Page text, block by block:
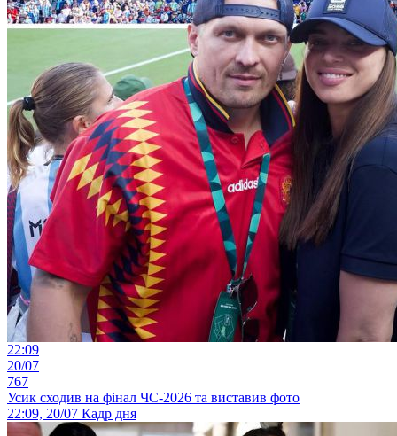
22:09
20/07
767
Усик сходив на фінал ЧС-2026 та виставив фото
22:09, 20/07 Кадр дня